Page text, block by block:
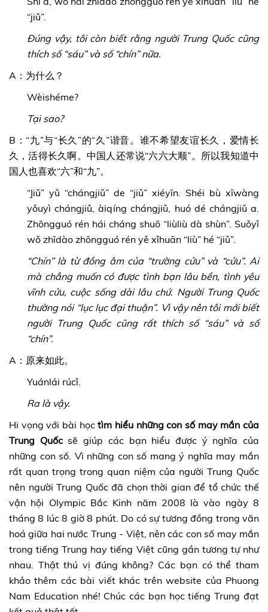
“jiǔ”.
Đúng vậy, tôi còn biết rằng người Trung Quốc cũng
thích số “sáu” và số “chín” nữa.
A：为什么？
Wèishéme?
Tại sao?
B：“九”与“长久”的“久”谐音。谁不希望友谊长久，爱情长
久，活得长久啊。中国人还常说“六六大顺”。所以我知道中
国人也喜欢“六”和“九”。
“Jiǔ” yǔ “chángjiǔ” de “jiǔ” xiéyīn. Shéi bù xīwàng
yǒuyì chángjiǔ, àiqíng chángjiǔ, huó dé chángjiǔ a.
Zhōngguó rén hái cháng shuō “liùliù dà shùn”. Suǒyǐ
wǒ zhīdào zhōngguó rén yě xǐhuān “liù” hé “jiǔ”.
“Chín” là từ đồng âm của “trường cửu” và “cửu”. Ai
mà chẳng muốn có được tình bạn lâu bền, tình yêu
vĩnh cửu, cuộc sống dài lâu chứ. Người Trung Quốc
thường nói “lục lục đại thuận”. Vì vậy nên tôi mới biết
người Trung Quốc cũng rất thích số “sáu” và số
“chín”.
A：原来如此。
Yuánlái rúcǐ.
Ra là vậy.
Hi vọng với bài họctìm hiểu những con số may mắn của
Trung Quốcsẽ giúp các bạn hiểu được ý nghĩa của
những con số. Vì những con số mang ý nghĩa may mắn
rất quan trọng trong quan niệm của người Trung Quốc
nên người Trung Quốc đã chọn thời gian để tổ chức thế
vận hội Olympic Bắc Kinh năm 2008 là vào ngày 8
tháng 8 lúc 8 giờ 8 phút. Do có sự tương đồng trong văn
hoá giữa hai nước Trung - Việt, nên các con số may mắn
trong tiếng Trung hay tiếng Việt cũng gần tương tự như
nhau. Thật thú vị đúng không? Các bạn có thể tham
khảo thêm các bài viết khác trên website của Phuong
Nam Education nhé! Chúc các bạn học tiếng Trung đạt